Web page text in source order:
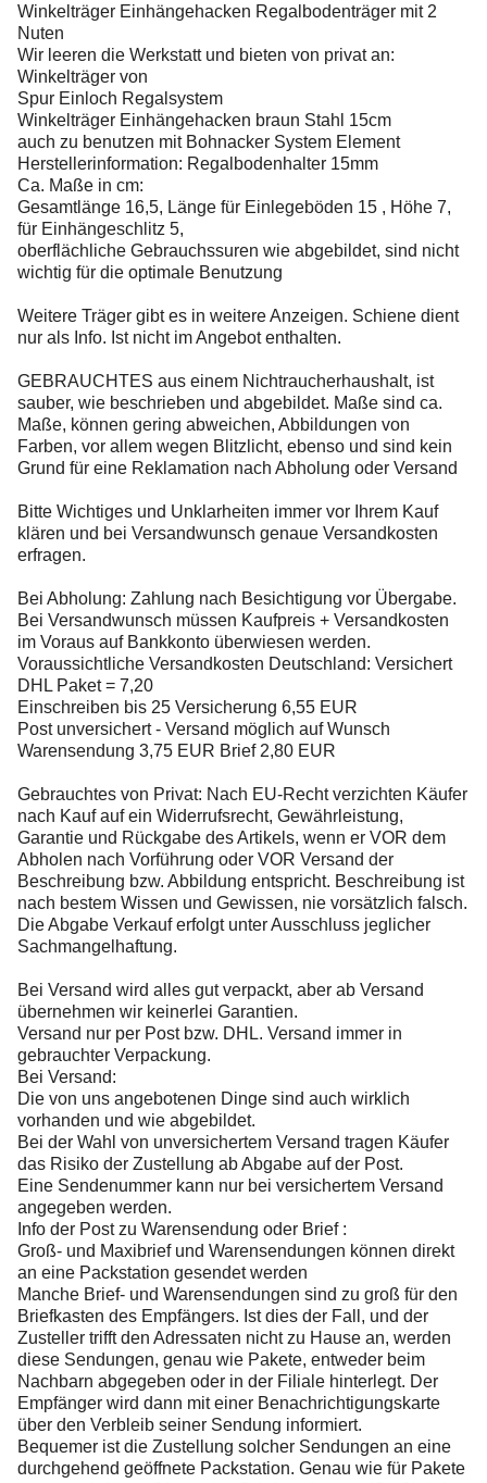
Winkelträger Einhängehacken Regalbodenträger mit 2
Nuten
Wir leeren die Werkstatt und bieten von privat an:
Winkelträger von
Spur Einloch Regalsystem
Winkelträger Einhängehacken braun Stahl 15cm
auch zu benutzen mit Bohnacker System Element
Herstellerinformation: Regalbodenhalter 15mm
Ca. Maße in cm:
Gesamtlänge 16,5, Länge für Einlegeböden 15 , Höhe 7,
für Einhängeschlitz 5,
oberflächliche Gebrauchssuren wie abgebildet, sind nicht
wichtig für die optimale Benutzung
Weitere Träger gibt es in weitere Anzeigen. Schiene dient
nur als Info. Ist nicht im Angebot enthalten.
GEBRAUCHTES aus einem Nichtraucherhaushalt, ist
sauber, wie beschrieben und abgebildet. Maße sind ca.
Maße, können gering abweichen, Abbildungen von
Farben, vor allem wegen Blitzlicht, ebenso und sind kein
Grund für eine Reklamation nach Abholung oder Versand
Bitte Wichtiges und Unklarheiten immer vor Ihrem Kauf
klären und bei Versandwunsch genaue Versandkosten
erfragen.
Bei Abholung: Zahlung nach Besichtigung vor Übergabe.
Bei Versandwunsch müssen Kaufpreis + Versandkosten
im Voraus auf Bankkonto überwiesen werden.
Voraussichtliche Versandkosten Deutschland: Versichert
DHL Paket = 7,20
Einschreiben bis 25 Versicherung 6,55 EUR
Post unversichert - Versand möglich auf Wunsch
Warensendung 3,75 EUR Brief 2,80 EUR
Gebrauchtes von Privat: Nach EU-Recht verzichten Käufer
nach Kauf auf ein Widerrufsrecht, Gewährleistung,
Garantie und Rückgabe des Artikels, wenn er VOR dem
Abholen nach Vorführung oder VOR Versand der
Beschreibung bzw. Abbildung entspricht. Beschreibung ist
nach bestem Wissen und Gewissen, nie vorsätzlich falsch.
Die Abgabe Verkauf erfolgt unter Ausschluss jeglicher
Sachmangelhaftung.
Bei Versand wird alles gut verpackt, aber ab Versand
übernehmen wir keinerlei Garantien.
Versand nur per Post bzw. DHL. Versand immer in
gebrauchter Verpackung.
Bei Versand:
Die von uns angebotenen Dinge sind auch wirklich
vorhanden und wie abgebildet.
Bei der Wahl von unversichertem Versand tragen Käufer
das Risiko der Zustellung ab Abgabe auf der Post.
Eine Sendenummer kann nur bei versichertem Versand
angegeben werden.
Info der Post zu Warensendung oder Brief :
Groß- und Maxibrief und Warensendungen können direkt
an eine Packstation gesendet werden
Manche Brief- und Warensendungen sind zu groß für den
Briefkasten des Empfängers. Ist dies der Fall, und der
Zusteller trifft den Adressaten nicht zu Hause an, werden
diese Sendungen, genau wie Pakete, entweder beim
Nachbarn abgegeben oder in der Filiale hinterlegt. Der
Empfänger wird dann mit einer Benachrichtigungskarte
über den Verbleib seiner Sendung informiert.
Bequemer ist die Zustellung solcher Sendungen an eine
durchgehend geöffnete Packstation. Genau wie für Pakete